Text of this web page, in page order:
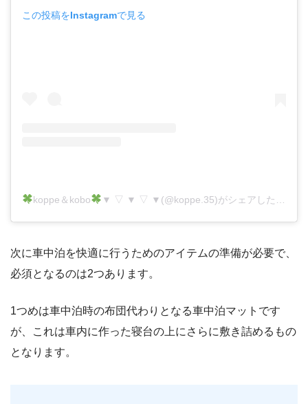
この投稿をInstagramで見る
koppe＆kobo ▼ ▽ ▼ ▽ ▼(@koppe.35)がシェアした投稿
次に車中泊を快適に行うためのアイテムの準備が必要で、
必須となるのは2つあります。
1つめは車中泊時の布団代わりとなる車中泊マットです
が、これは車内に作った寝台の上にさらに敷き詰めるもの
となります。